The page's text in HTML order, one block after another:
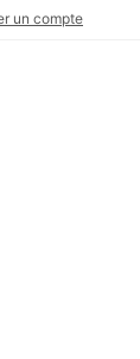
un compte